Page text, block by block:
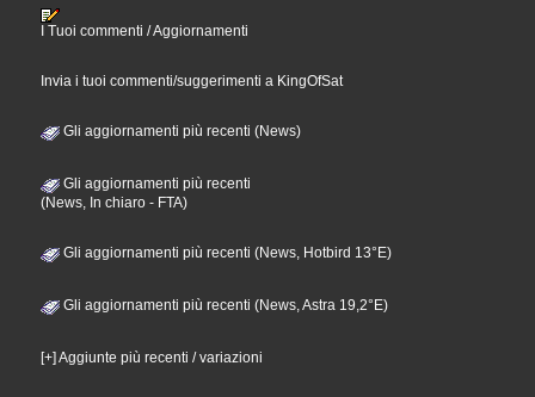
I Tuoi commenti / Aggiornamenti
Invia i tuoi commenti/suggerimenti a KingOfSat
Gli aggiornamenti più recenti (News)
Gli aggiornamenti più recenti
(News, In chiaro - FTA)
Gli aggiornamenti più recenti (News, Hotbird 13°E)
Gli aggiornamenti più recenti (News, Astra 19,2°E)
[+] Aggiunte più recenti / variazioni